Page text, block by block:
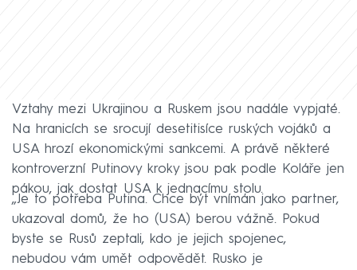
Vztahy mezi Ukrajinou a Ruskem jsou nadále vypjaté.
Na hranicích se srocují desetitisíce ruských vojáků a
USA hrozí ekonomickými sankcemi. A právě některé
kontroverzní Putinovy kroky jsou pak podle Koláře jen
pákou, jak dostat USA k jednacímu stolu.
„Je to potřeba Putina. Chce být vnímán jako partner,
ukazoval domů, že ho (USA) berou vážně. Pokud
byste se Rusů zeptali, kdo je jejich spojenec,
nebudou vám umět odpovědět. Rusko je